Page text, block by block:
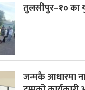
तुलसीपुर–१०
जन्मकै आधारमा